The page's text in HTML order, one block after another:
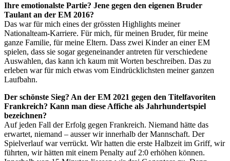
Ihre emotionalste Partie? Jene gegen den eigenen Bruder
Taulant an der EM 2016?
Das war für mich eines der grössten Highlights meiner
Nationalteam-Karriere. Für mich, für meinen Bruder, für meine
ganze Familie, für meine Eltern. Dass zwei Kinder an einer EM
spielen, dass sie sogar gegeneinander antreten für verschiedene
Auswahlen, das kann ich kaum mit Worten beschreiben. Das zu
erleben war für mich etwas vom Eindrücklichsten meiner ganzen
Laufbahn.
Der schönste Sieg? An der EM 2021 gegen den Titelfavoriten
Frankreich? Kann man diese Affiche als Jahrhundertspiel
bezeichnen?
Auf jeden Fall der Erfolg gegen Frankreich. Niemand hätte das
erwartet, niemand – ausser wir innerhalb der Mannschaft. Der
Spielverlauf war verrückt. Wir hatten die erste Halbzeit im Griff, wir
führten, wir hätten mit einem Penalty auf 2:0 erhöhen können.